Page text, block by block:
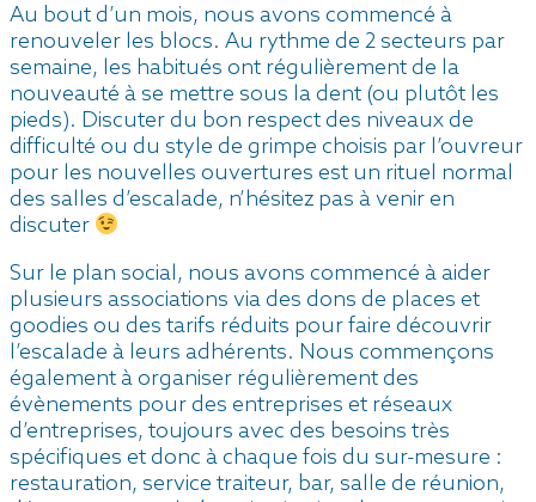
Au bout d’un mois, nous avons commencé à
renouveler les blocs. Au rythme de 2 secteurs par
semaine, les habitués ont régulièrement de la
nouveauté à se mettre sous la dent (ou plutôt les
pieds). Discuter du bon respect des niveaux de
difficulté ou du style de grimpe choisis par l’ouvreur
pour les nouvelles ouvertures est un rituel normal
des salles d’escalade, n’hésitez pas à venir en
discuter
Sur le plan social, nous avons commencé à aider
plusieurs associations via des dons de places et
goodies ou des tarifs réduits pour faire découvrir
l’escalade à leurs adhérents. Nous commençons
également à organiser régulièrement des
évènements pour des entreprises et réseaux
d’entreprises, toujours avec des besoins très
spécifiques et donc à chaque fois du sur-mesure :
restauration, service traiteur, bar, salle de réunion,